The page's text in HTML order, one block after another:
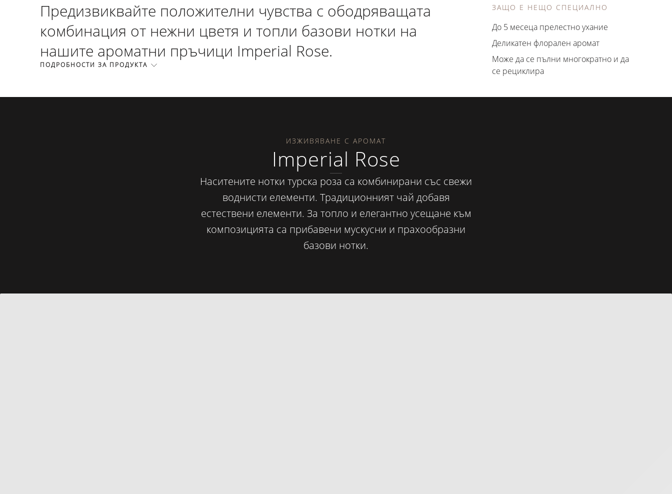
Предизвиквайте положителни чувства с ободряващата
комбинация от нежни цветя и топли базови нотки на
нашите ароматни пръчици Imperial Rose.
ПОДРОБНОСТИ ЗА ПРОДУКТА
ЗАЩО Е НЕЩО СПЕЦИАЛНО
До 5 месеца прелестно ухание
Деликатен флорален аромат
Може да се пълни многократно и да
се рециклира
ИЗЖИВЯВАНЕ С АРОМАТ
Imperial Rose
Наситените нотки турска роза са комбинирани със свежи
воднисти елементи. Традиционният чай добавя
естествени елементи. За топло и елегантно усещане към
композицията са прибавени мускусни и прахообразни
базови нотки.